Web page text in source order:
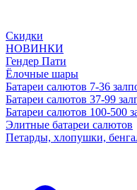
Скидки
НОВИНКИ
Гендер Пати
Ёлочные шары
Батареи салютов 7-36
Батареи салютов 37-99
Батареи салютов 100-500
Элитные батареи салютов
Петарды, хлопушки,